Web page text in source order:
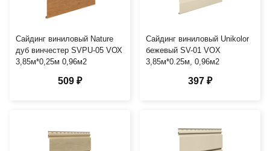
Сайдинг виниловый Nature
дуб винчестер SVPU-05 VОХ
3,85м*0,25м 0,96м2
509 ₽
Сайдинг виниловый Unikolor
бежевый SV-01 VOX
3,85м*0.25м, 0,96м2
397 ₽